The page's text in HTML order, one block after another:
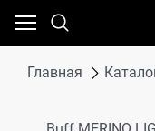
Главная